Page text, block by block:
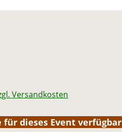
Versandkosten
für dieses Event verfügbar